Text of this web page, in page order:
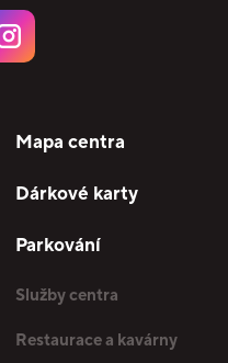
Mapa centra
Dárkové karty
Parkování
Služby centra
Restaurace a kavárny